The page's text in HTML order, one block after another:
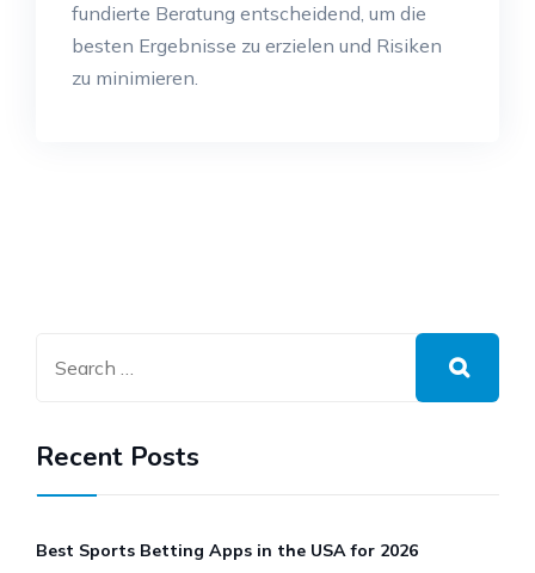
fundierte Beratung entscheidend, um die
besten Ergebnisse zu erzielen und Risiken
zu minimieren.
Recent Posts
Best Sports Betting Apps in the USA for 2026